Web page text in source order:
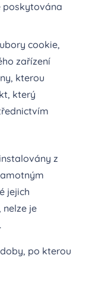
poskytována
cookie,
zařízení
kterou
který
z
jejich
je
po kterou